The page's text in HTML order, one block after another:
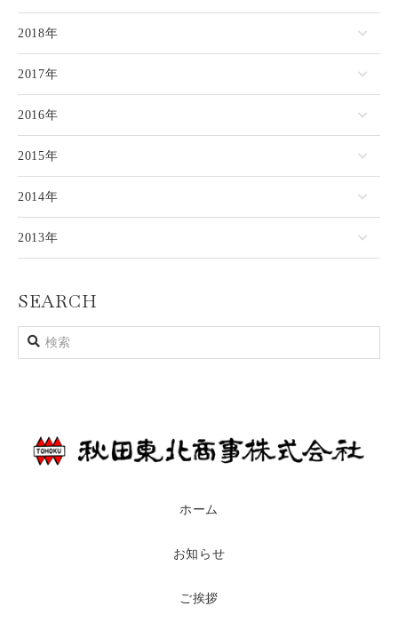
2018年
2017年
2016年
2015年
2014年
2013年
SEARCH
ホーム
お知らせ
ご挨拶